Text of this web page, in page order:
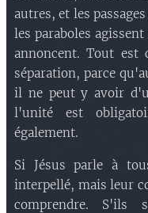
autres, et les
les paraboles
annoncent. Tout
séparation, parce
il ne peut y avoir
l'unité est
également.
Si Jésus parle à
interpellé, mais leur
comprendre. S'ils